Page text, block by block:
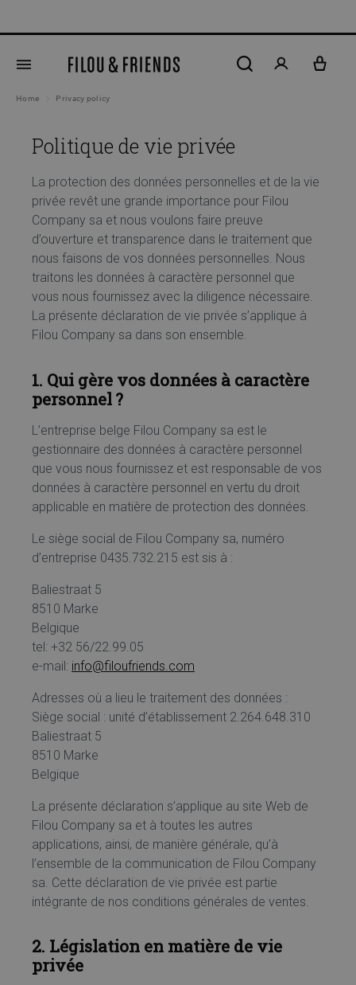
Home Privacy policy
Politique de vie privée
La protection des données personnelles et de la vie
privée revêt une grande importance pour Filou
Company sa et nous voulons faire preuve
d’ouverture et transparence dans le traitement que
nous faisons de vos données personnelles. Nous
traitons les données à caractère personnel que
vous nous fournissez avec la diligence nécessaire.
La présente déclaration de vie privée s’applique à
Filou Company sa dans son ensemble.
1. Qui gère vos données à caractère
personnel ?
L’entreprise belge Filou Company sa est le
gestionnaire des données à caractère personnel
que vous nous fournissez et est responsable de vos
données à caractère personnel en vertu du droit
applicable en matière de protection des données.
Le siège social de Filou Company sa, numéro
d’entreprise 0435.732.215 est sis à :
Baliestraat 5
8510 Marke
Belgique
tel: +32 56/22.99.05
e-mail: info@filoufriends.com
Adresses où a lieu le traitement des données :
Siège social : unité d’établissement 2.264.648.310
Baliestraat 5
8510 Marke
Belgique
La présente déclaration s’applique au site Web de
Filou Company sa et à toutes les autres
applications, ainsi, de manière générale, qu’à
l’ensemble de la communication de Filou Company
sa. Cette déclaration de vie privée est partie
intégrante de nos conditions générales de ventes.
2. Législation en matière de vie
privée